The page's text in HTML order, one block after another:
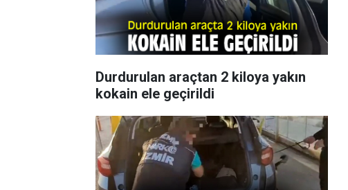
Durdurulan araçtan 2 kiloya yakın
kokain ele geçirildi